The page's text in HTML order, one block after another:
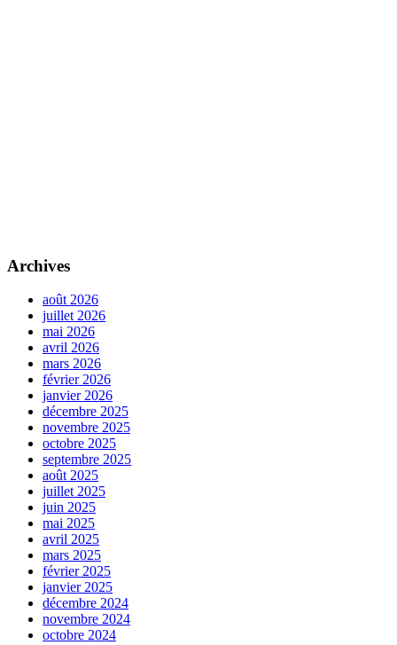
Archives
août 2026
juillet 2026
mai 2026
avril 2026
mars 2026
février 2026
janvier 2026
décembre 2025
novembre 2025
octobre 2025
septembre 2025
août 2025
juillet 2025
juin 2025
mai 2025
avril 2025
mars 2025
février 2025
janvier 2025
décembre 2024
novembre 2024
octobre 2024